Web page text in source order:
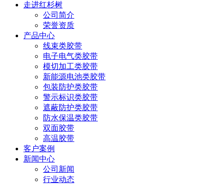
走进红杉树
公司简介
荣誉资质
产品中心
线束类胶带
电子电气类胶带
模切加工类胶带
新能源电池类胶带
包装防护类胶带
警示标识类胶带
遮蔽防护类胶带
防水保温类胶带
双面胶带
高温胶带
客户案例
新闻中心
公司新闻
行业动态